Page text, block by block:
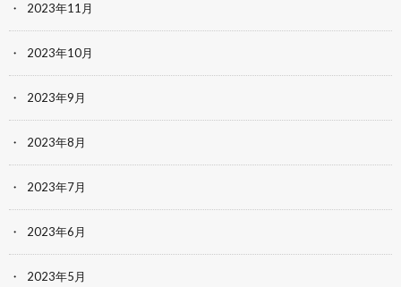
2023年11月
2023年10月
2023年9月
2023年8月
2023年7月
2023年6月
2023年5月